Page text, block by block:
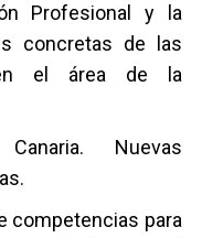
Profesional y la
concretas de las
en el área de la
Nuevas
competencias para